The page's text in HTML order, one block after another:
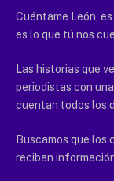
Cuéntame León,
es lo que tú nos
Las historias que
periodistas con
cuentan todos los
Buscamos que los
reciban